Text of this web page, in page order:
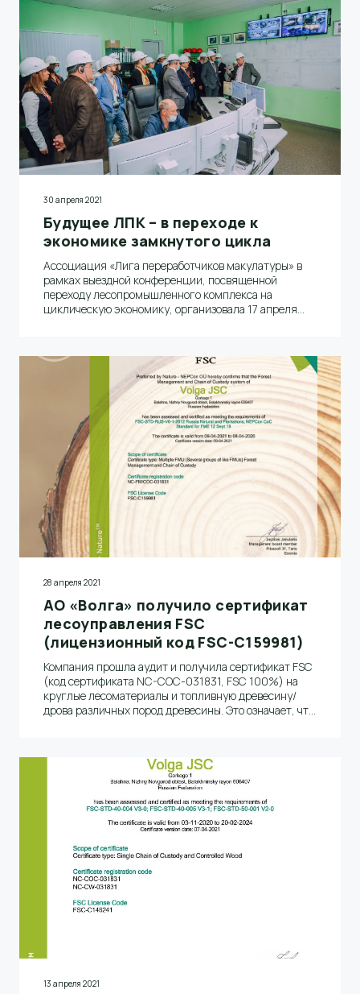
30 апреля 2021
Будущее ЛПК – в переходе к
экономике замкнутого цикла
Ассоциация «Лига переработчиков макулатуры» в
рамках выездной конференции, посвященной
переходу лесопромышленного комплекса на
циклическую экономику, организовала 17 апреля
28 апреля 2021
АО «Волга» получило сертификат
лесоуправления FSC
(лицензионный код FSC-C159981)
Компания прошла аудит и получила сертификат FSC
(код сертификата NC-COC-031831, FSC 100%) на
круглые лесоматериалы и топливную древесину/
дрова различных пород древесины. Это означает, что
лесопользования и ответственно подходит к
освоению лесов. Срок действия нового сертификата
– до апреля 2026 года.
13 апреля 2021